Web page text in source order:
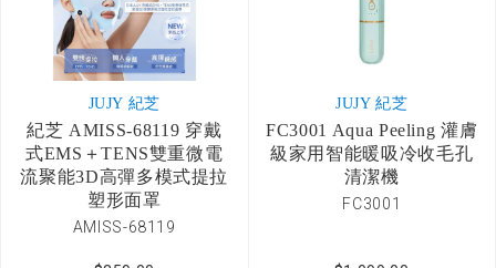
JUJY 紀芝
紀芝 AMISS-68119 穿戴
式EMS＋TENS雙重微電
流聚能3D高彈多模式提拉
塑形面罩
AMISS-68119
JUJY 紀芝
FC3001 Aqua Peeling 灌膚
級家用智能暖吸冷收毛孔
清潔機
FC3001